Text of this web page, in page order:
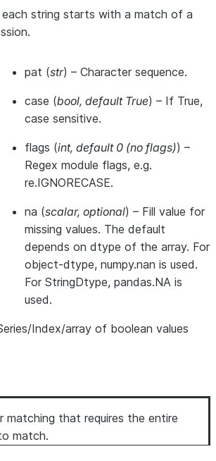
each string starts with a match of a
pat (str) – Character sequence.
case (bool, default True) – If True,
case sensitive.
flags (int, default 0 (no flags)) –
Regex module flags, e.g.
re.IGNORECASE.
na (scalar, optional) – Fill value for
missing values. The default
depends on dtype of the array. For
object-dtype, numpy.nan is used.
For StringDtype, pandas.NA is
used.
Index/array of boolean values
matching that requires the entire
match.